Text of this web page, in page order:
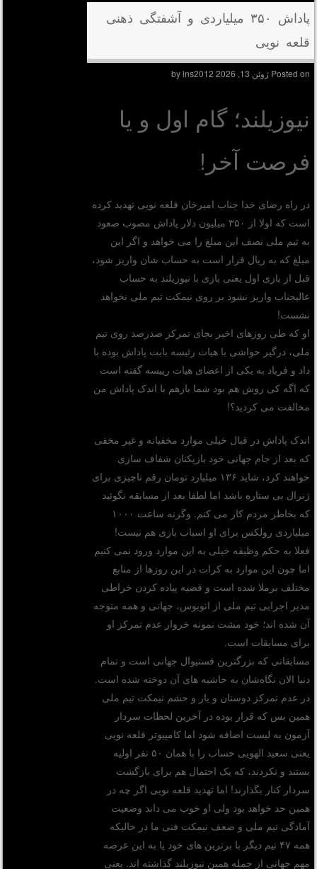
پاداش ۳۵۰ میلیاردی و آشفتگی ذهنی
قلعه نویی
Posted onژوئن 13, 2026 by
ins2012
نیوزیلند؛ گام اول و یا
فرصت آخر!
در راه رضای خدا جناب امیرخان قلعه نویی تهدید کرده
است که اولا از ۳۵۰ میلیون دلار پاداش مصوب صعود
به تیم ملی نصف این مبلغ را می خواهد و اگر این
مبلغ که به ریال قرار است به حساب شان واریز شود،
قبل از بازی اول یعنی بازی با نیوزیلند به حساب
عالیجناب واریز نشود بر روی نیمکت تیم ملی نخواهد
نشست!
او که طی روزهای اخیر بجای تمرکز صدرصد روی تیم
ملی، درگیر حواشی با هیات رئیسه بابت پاداش بوده با
داد و فریاد به یکی از اعضای هیات رییسه گفته است
که اگه کی روش هم بود شما بازهم با اندک پاداش من
مخالفت می کردید؟!
اندک پاداش در قبال خیلی موارد مخفیانه و غیر مخفی
که بعد از جام جهانی خود بازیکنان شفاف سازی
خواهند کرد، شاید ۱۳۶ میلیارد تومان رقم ناچیزی برای
ژنرال بی ستاره باشد اما لطفا بعد از مسابقه نگوئید
که بخاطر مردم کار می کنم. وگرنه ساعت ۱۰۰۰
میلیاردی رولکس برای او اسباب بازی هم نیست!
فعلا به حکم وظیفه خیلی به این موارد ورود نمی کنیم
اما چون این موارد به کرات در این روزها از منابع
مختلف برملا شده است و قضیه پیاده کردن خراطی
مدیر اجرایی تیم ملی از اتوبوس، جهانی و همه متوجه
آن شده اند؛ خود مشت نمونه خروار عدم تمرکز او
برای مسابقات است.
مسابقاتی که بزرگترین فستیوال جهانی است و تمام
دنیا الان نگاه‌شان به حاشیه های آن دوخته شده است.
در عدم تمرکز دوستان و یار و حشم نیمکت تیم ملی
همین بس که قرار بوده در آخرین لحظات سردار
آزمون به لیست اضافه شود اما کامپیوتر قلعه نویی
یعنی سعید الهویی حساب را با همان ۵۰ نفر اولیه
بستند و نکردند، که یک احتمال هم برای بازگشت
سردار کنار بگذارند! اما تهدید قلعه نویی اگر چه در
همین حد خواهد بود ولی او خوب می داند وضعیت
آمادگی تیم ملی و ضعف نیمکت فنی ما در حالیکه
همه ۴۷ تیم دیگر با برترین های خود پا به این عرصه
مهم جهانی از جمله همین نیوزیلند گذاشته اند. یعنی